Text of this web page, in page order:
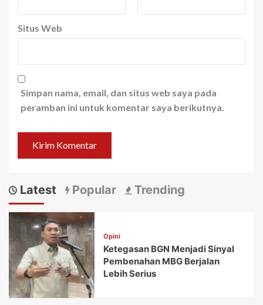
Situs Web
Simpan nama, email, dan situs web saya pada
peramban ini untuk komentar saya berikutnya.
Latest Popular Trending
Opini
Ketegasan BGN Menjadi Sinyal
Pembenahan MBG Berjalan
Lebih Serius